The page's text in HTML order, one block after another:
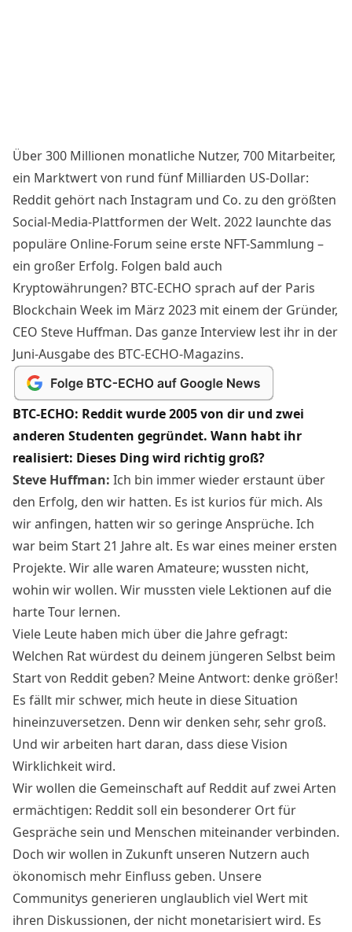
Über 300 Millionen monatliche Nutzer, 700 Mitarbeiter,
ein Marktwert von rund fünf Milliarden US-Dollar:
Reddit gehört nach Instagram und Co. zu den größten
Social-Media-Plattformen der Welt. 2022 launchte das
populäre Online-Forum seine erste NFT-Sammlung –
ein großer Erfolg. Folgen bald auch
Kryptowährungen? BTC-ECHO sprach auf der Paris
Blockchain Week im März 2023 mit einem der Gründer,
CEO Steve Huffman. Das ganze Interview lest ihr in der
Juni-Ausgabe des BTC-ECHO-Magazins.
BTC-ECHO: Reddit wurde 2005 von dir und zwei
anderen Studenten gegründet. Wann habt ihr
realisiert: Dieses Ding wird richtig groß?
Steve Huffman: Ich bin immer wieder erstaunt über
den Erfolg, den wir hatten. Es ist kurios für mich. Als
wir anfingen, hatten wir so geringe Ansprüche. Ich
war beim Start 21 Jahre alt. Es war eines meiner ersten
Projekte. Wir alle waren Amateure; wussten nicht,
wohin wir wollen. Wir mussten viele Lektionen auf die
harte Tour lernen.
Viele Leute haben mich über die Jahre gefragt:
Welchen Rat würdest du deinem jüngeren Selbst beim
Start von Reddit geben? Meine Antwort: denke größer!
Es fällt mir schwer, mich heute in diese Situation
hineinzuversetzen. Denn wir denken sehr, sehr groß.
Und wir arbeiten hart daran, dass diese Vision
Wirklichkeit wird.
Wir wollen die Gemeinschaft auf Reddit auf zwei Arten
ermächtigen: Reddit soll ein besonderer Ort für
Gespräche sein und Menschen miteinander verbinden.
Doch wir wollen in Zukunft unseren Nutzern auch
ökonomisch mehr Einfluss geben. Unsere
Communitys generieren unglaublich viel Wert mit
ihren Diskussionen, der nicht monetarisiert wird. Es